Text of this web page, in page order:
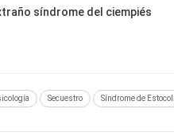
síndrome del ciempiés
Secuestro Síndrome de